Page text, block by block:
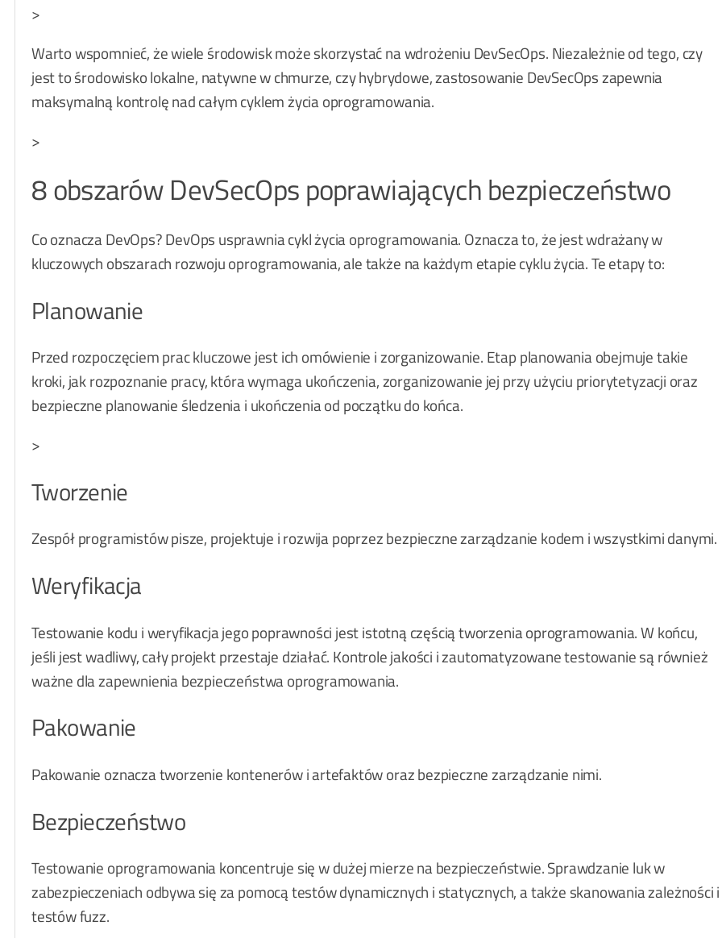
>
Warto wspomnieć, że wiele środowisk może skorzystać na wdrożeniu DevSecOps. Niezależnie od tego, czy
jest to środowisko lokalne, natywne w chmurze, czy hybrydowe, zastosowanie DevSecOps zapewnia
maksymalną kontrolę nad całym cyklem życia oprogramowania.
>
8 obszarów DevSecOps poprawiających bezpieczeństwo
Co oznacza DevOps? DevOps usprawnia cykl życia oprogramowania. Oznacza to, że jest wdrażany w
kluczowych obszarach rozwoju oprogramowania, ale także na każdym etapie cyklu życia. Te etapy to:
Planowanie
Przed rozpoczęciem prac kluczowe jest ich omówienie i zorganizowanie. Etap planowania obejmuje takie
kroki, jak rozpoznanie pracy, która wymaga ukończenia, zorganizowanie jej przy użyciu priorytetyzacji oraz
bezpieczne planowanie śledzenia i ukończenia od początku do końca.
>
Tworzenie
Zespół programistów pisze, projektuje i rozwija poprzez bezpieczne zarządzanie kodem i wszystkimi danymi.
Weryfikacja
Testowanie kodu i weryfikacja jego poprawności jest istotną częścią tworzenia oprogramowania. W końcu,
jeśli jest wadliwy, cały projekt przestaje działać. Kontrole jakości i zautomatyzowane testowanie są również
ważne dla zapewnienia bezpieczeństwa oprogramowania.
Pakowanie
Pakowanie oznacza tworzenie kontenerów i artefaktów oraz bezpieczne zarządzanie nimi.
Bezpieczeństwo
Testowanie oprogramowania koncentruje się w dużej mierze na bezpieczeństwie. Sprawdzanie luk w
zabezpieczeniach odbywa się za pomocą testów dynamicznych i statycznych, a także skanowania zależności i
testów fuzz.